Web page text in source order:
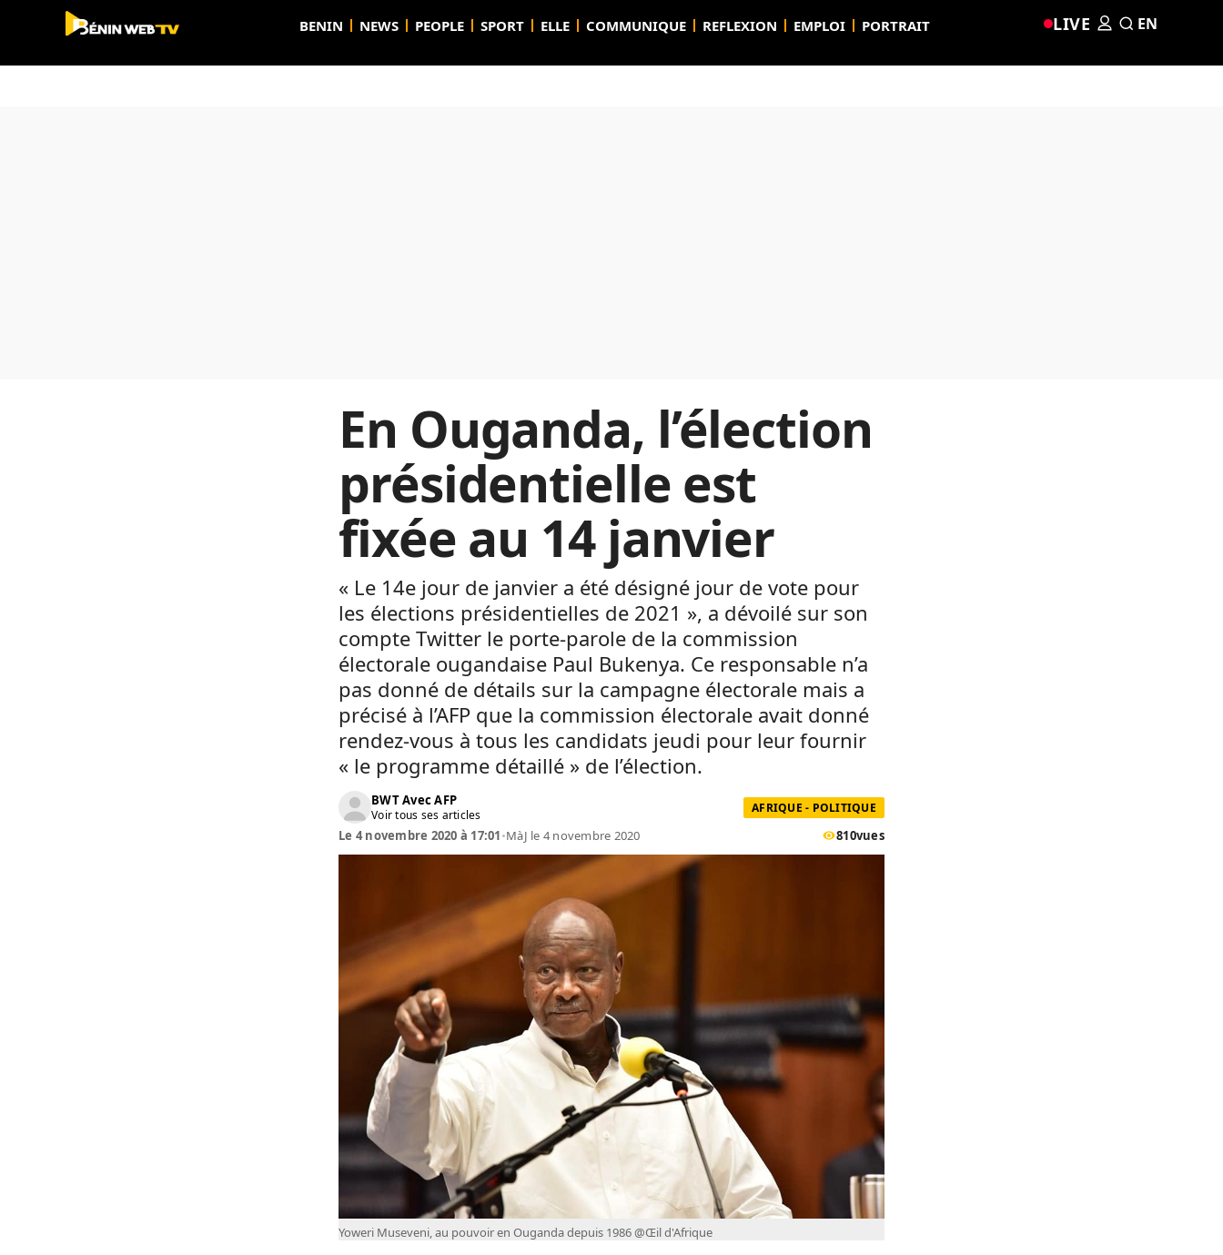
BENIN NEWS PEOPLE SPORT ELLE COMMUNIQUE REFLEXION EMPLOI PORTRAIT LIVE EN
En Ouganda, l’élection
présidentielle est
fixée au 14 janvier
« Le 14e jour de janvier a été désigné jour de vote pour
les élections présidentielles de 2021 », a dévoilé sur son
compte Twitter le porte-parole de la commission
électorale ougandaise Paul Bukenya. Ce responsable n’a
pas donné de détails sur la campagne électorale mais a
précisé à l’AFP que la commission électorale avait donné
rendez-vous à tous les candidats jeudi pour leur fournir
« le programme détaillé » de l’élection.
BWT Avec AFP
Voir tous ses articles AFRIQUE - POLITIQUE
Le 4 novembre 2020 à 17:01•MàJ le 4 novembre 2020 810vues
Yoweri Museveni, au pouvoir en Ouganda depuis 1986 @Œil d'Afrique